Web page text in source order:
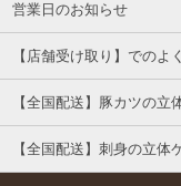
営業日のお知らせ
【店舗受け取り】でのよ
【全国配送】豚カツの立
【全国配送】刺身の立体